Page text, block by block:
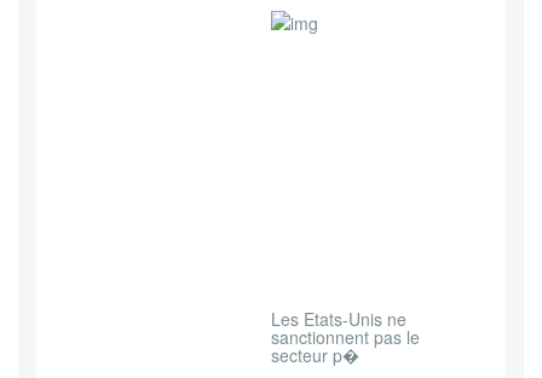
Les Etats-Unis ne
sanctionnent pas le
secteur p�